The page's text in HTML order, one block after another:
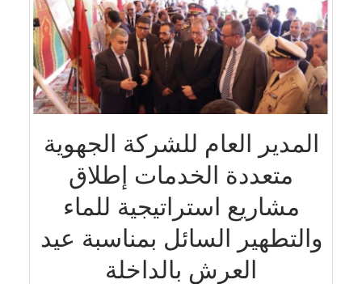
المدير العام للشركة الجهوية
متعددة الخدمات إطلاق
مشاريع استراتيجية للماء
والتطهير السائل بمناسبة عيد
العرش بالداخلة